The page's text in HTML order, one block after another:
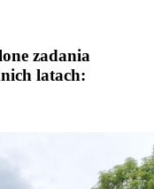
zadania
latach: